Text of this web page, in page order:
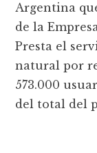
Argentina
de la
Presta el
natural por
573.000
del total del